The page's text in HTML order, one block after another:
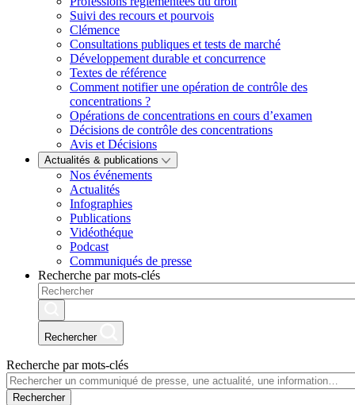
Suivi des recours et pourvois
Clémence
Consultations publiques et tests de marché
Développement durable et concurrence
Textes de référence
Comment notifier une opération de contrôle des
concentrations ?
Opérations de concentrations en cours d’examen
Décisions de contrôle des concentrations
Avis et Décisions
Actualités & publications
Nos événements
Actualités
Infographies
Publications
Vidéothéque
Podcast
Communiqués de presse
Recherche par mots-clés
Rechercher
Recherche par mots-clés
Rechercher